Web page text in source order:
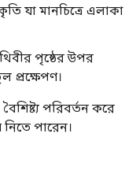
যা মানচিত্রে এলাকা
পৃষ্ঠের উপর
প্রক্ষেপণ।
পরিবর্তন করে
পারেন।